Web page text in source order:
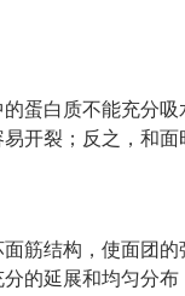
蛋白质不能充分
开裂；反之，和
筋结构，使面团
的延展和均匀分